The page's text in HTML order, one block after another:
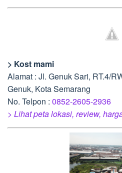
> Kost mami
Alamat : Jl. Genuk Sari, RT.4/
Genuk, Kota Semarang
No. Telpon : 0852-2605-2936
> Lihat peta lokasi, review,